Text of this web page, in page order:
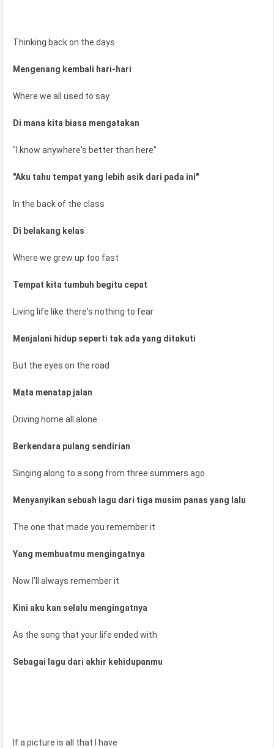
Thinking back on the days
Mengenang kembali hari-hari
Where we all used to say
Di mana kita biasa mengatakan
"I know anywhere's better than here"
"Aku tahu tempat yang lebih asik dari pada ini"
In the back of the class
Di belakang kelas
Where we grew up too fast
Tempat kita tumbuh begitu cepat
Living life like there's nothing to fear
Menjalani hidup seperti tak ada yang ditakuti
But the eyes on the road
Mata menatap jalan
Driving home all alone
Berkendara pulang sendirian
Singing along to a song from three summers ago
Menyanyikan sebuah lagu dari tiga musim panas yang lalu
The one that made you remember it
Yang membuatmu mengingatnya
Now I'll always remember it
Kini aku kan selalu mengingatnya
As the song that your life ended with
Sebagai lagu dari akhir kehidupanmu
If a picture is all that I have